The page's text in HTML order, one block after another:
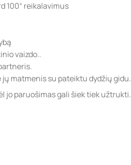
100“ reikalavimus
vaizdo..
matmenis su pateiktu dydžių gidu.
jo paruošimas gali šiek tiek užtrukti.